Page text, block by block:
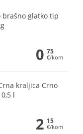
glatko tip
0 75
€/kom
kraljica Crno
l
2 15
€/kom